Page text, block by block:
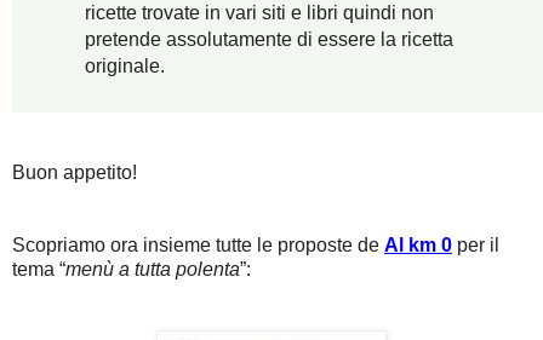
ricette trovate in vari siti e libri quindi non
pretende assolutamente di essere la ricetta
originale.
Buon appetito!
Scopriamo ora insieme tutte le proposte de Al km 0 per il
tema “menù a tutta polenta”: